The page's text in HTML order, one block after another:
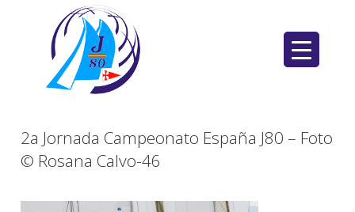
2a Jornada Campeonato España J80 – Foto
© Rosana Calvo-46